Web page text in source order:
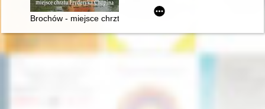
Brochów - miejsce chrztu Fryderyka Chopina